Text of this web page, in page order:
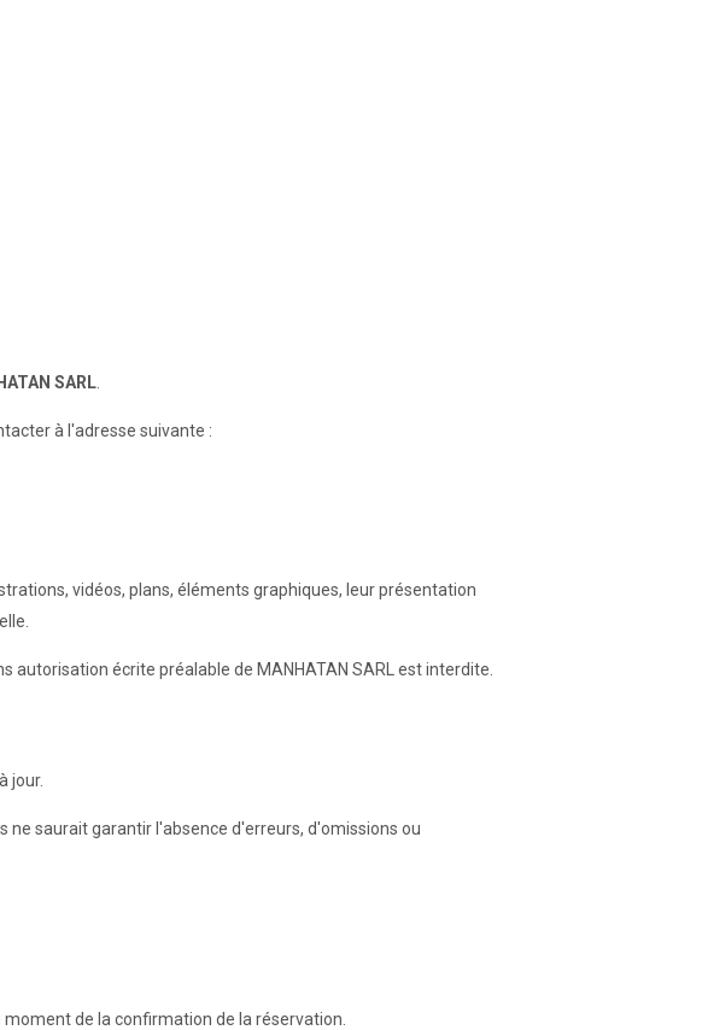
SARL
à l'adresse suivante :
vidéos, plans, éléments graphiques, leur présentation
écrite préalable de MANHATAN SARL est interdite.
jour.
saurait garantir l'absence d'erreurs, d'omissions ou
de la confirmation de la réservation.